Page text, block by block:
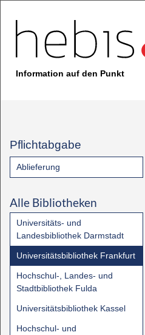
Information auf den Punkt
Pflichtabgabe
Ablieferung
Alle Bibliotheken
Universitäts- und
Landesbibliothek Darmstadt
Universitätsbibliothek Frankfurt
Hochschul-, Landes- und
Stadtbibliothek Fulda
Universitätsbibliothek Kassel
Hochschul- und